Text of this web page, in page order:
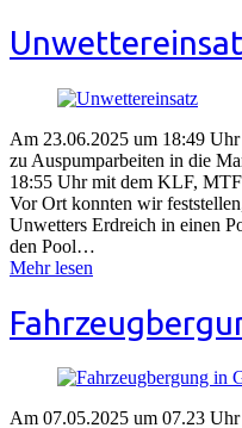
Am 23.06.2025 um 18:49
zu Auspumparbeiten in die
18:55 Uhr mit dem KLF,
Vor Ort konnten wir
Unwetters Erdreich in einen
den Pool…
Mehr lesen
Am 07.05.2025 um 07.23